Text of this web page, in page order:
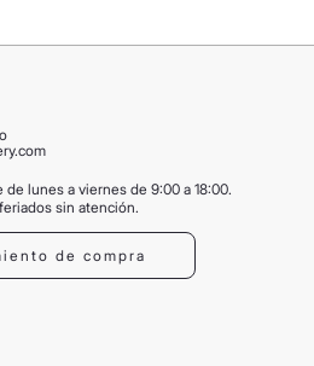
de lunes a viernes de 9:00 a 18:00.
sin atención.
de compra